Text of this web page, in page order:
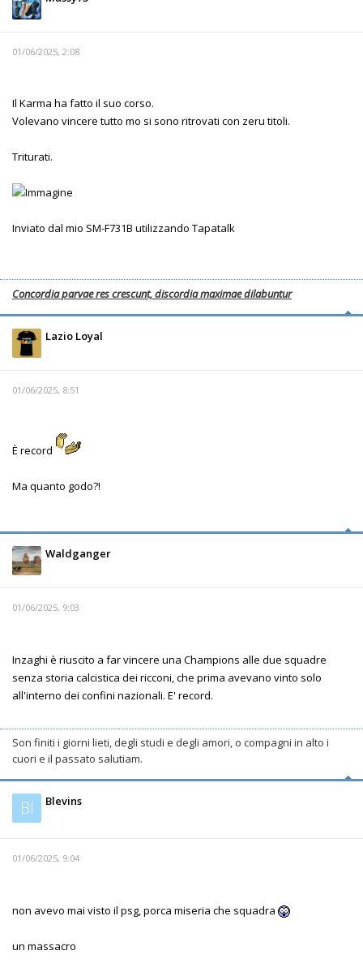
01/06/2025, 2:08
Il Karma ha fatto il suo corso.
Volevano vincere tutto mo si sono ritrovati con zeru titoli.
Triturati.
Inviato dal mio SM-F731B utilizzando Tapatalk
Concordia parvae res crescunt, discordia maximae dilabuntur
Lazio Loyal
01/06/2025, 8:51
È record
Ma quanto godo?!
Waldganger
01/06/2025, 9:03
Inzaghi è riuscito a far vincere una Champions alle due squadre
senza storia calcistica dei ricconi, che prima avevano vinto solo
all'interno dei confini nazionali. E' record.
Son finiti i giorni lieti, degli studi e degli amori, o compagni in alto i
cuori e il passato salutiam.
Bl Blevins
01/06/2025, 9:04
non avevo mai visto il psg, porca miseria che squadra
un massacro